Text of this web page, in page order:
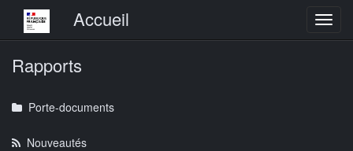
Menu principalAccueil
Rapports
Porte-documents
Nouveautés